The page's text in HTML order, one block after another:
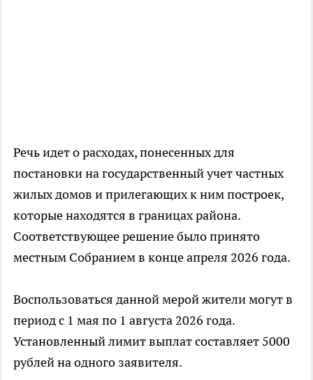
Речь идет о расходах, понесенных для
постановки на государственный учет частных
жилых домов и прилегающих к ним построек,
которые находятся в границах района.
Соответствующее решение было принято
местным Собранием в конце апреля 2026 года.
Воспользоваться данной мерой жители могут в
период с 1 мая по 1 августа 2026 года.
Установленный лимит выплат составляет 5000
рублей на одного заявителя.